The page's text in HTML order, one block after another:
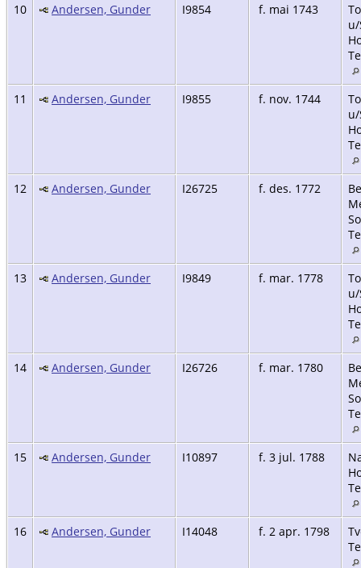
10 Andersen, Gunder I9854 f. mai 1743
u/
11 Andersen, Gunder I9855 f. nov. 1744
u/
12 Andersen, Gunder I26725 f. des. 1772
13 Andersen, Gunder I9849 f. mar. 1778
u/
14 Andersen, Gunder I26726 f. mar. 1780
15 Andersen, Gunder I10897 f. 3 jul. 1788
16 Andersen, Gunder I14048 f. 2 apr. 1798